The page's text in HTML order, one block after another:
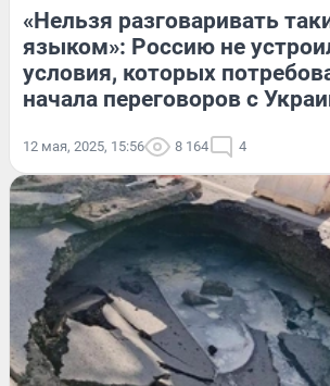
«Нельзя разговаривать
языком»: Россию не
условия, которых
начала переговоров с
12 мая, 2025, 15:56 8 164 4